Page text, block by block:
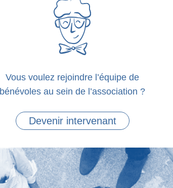
Vous voulez rejoindre l’équipe de
bénévoles au sein de l’association ?
Devenir intervenant